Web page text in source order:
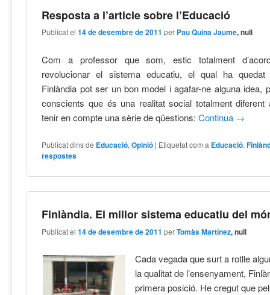
Resposta a l’article sobre l’Educació
Publicat el14 de desembre de 2011 per Pau Quina Jaume, null
Com a professor que som, estic totalment
revolucionar el sistema educatiu, el qual ha quedat
Finlàndia pot ser un bon model i agafar-ne alguna idea,
conscients que és una realitat social totalment
tenir en compte una sèrie de qüestions:Continua →
Publicat dins de Educació,Opinió | Etiquetat com a Educació,
respostes
Finlàndia. El millor sistema educatiu del
Publicat el14 de desembre de 2011 perTomàs Martínez, null
Cada vegada que surt a rotlle
la qualitat de l’ensenyament,
primera posició. He cregut que